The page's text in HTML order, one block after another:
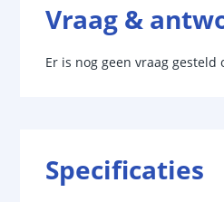
Vraag &
Er is nog geen vraag
Specificaties